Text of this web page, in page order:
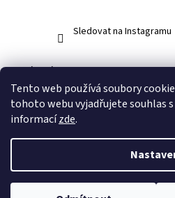
Tento web používá soubory
tohoto webu vyjadřujete souhlas
informacízde.
Sledovat na Instagramu
Facebook
Copyright 2026www.abos.cz.